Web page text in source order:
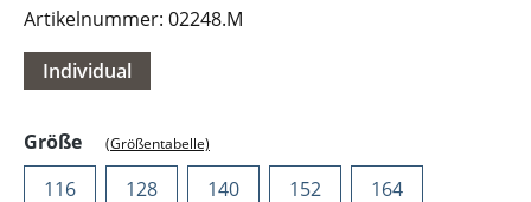
Artikelnummer: 02248.M
Individual
Größeauswählen
(Größentabelle)
116 128 140 152
164